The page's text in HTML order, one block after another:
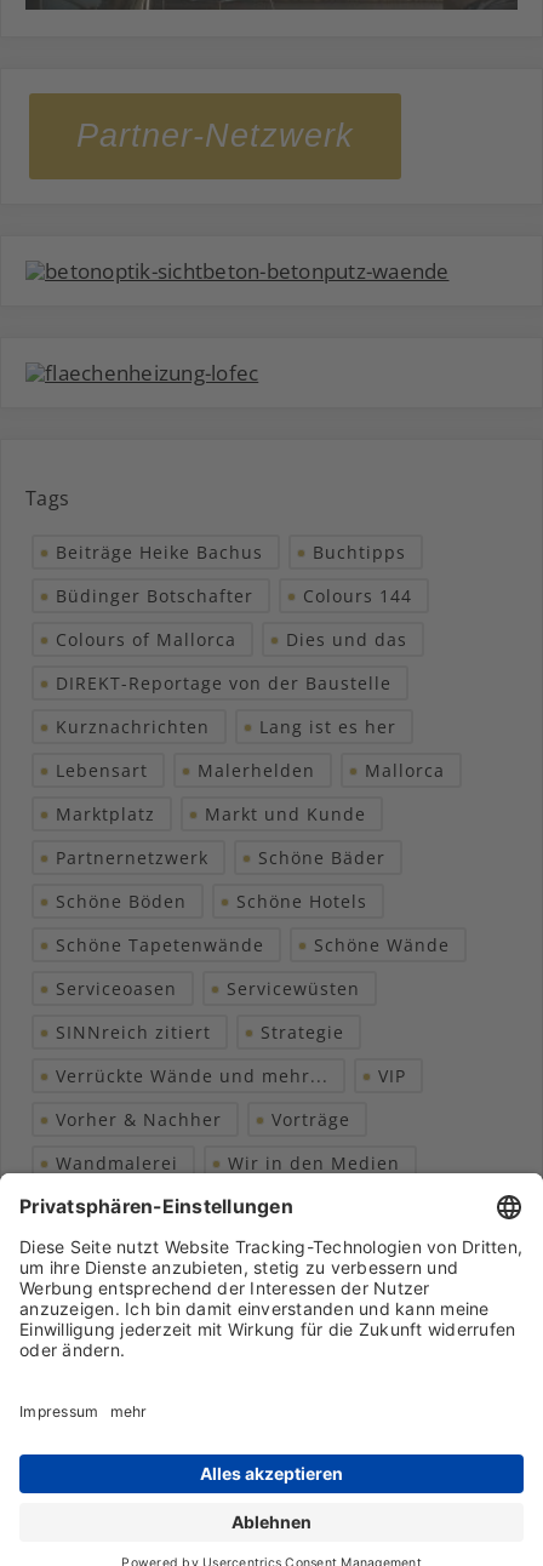
Partner-Netzwerk
Tags
Beiträge Heike Bachus
Buchtipps
Büdinger Botschafter
Colours 144
Colours of Mallorca
Dies und das
DIREKT-Reportage von der Baustelle
Kurznachrichten
Lang ist es her
Lebensart
Malerhelden
Mallorca
Marktplatz
Markt und Kunde
Partnernetzwerk
Schöne Bäder
Schöne Böden
Schöne Hotels
Schöne Tapetenwände
Schöne Wände
Serviceoasen
Servicewüsten
SINNreich zitiert
Strategie
Verrückte Wände und mehr...
VIP
Vorher & Nachher
Vorträge
Wandmalerei
Wir in den Medien
Wohngesundheit
Markenpartner